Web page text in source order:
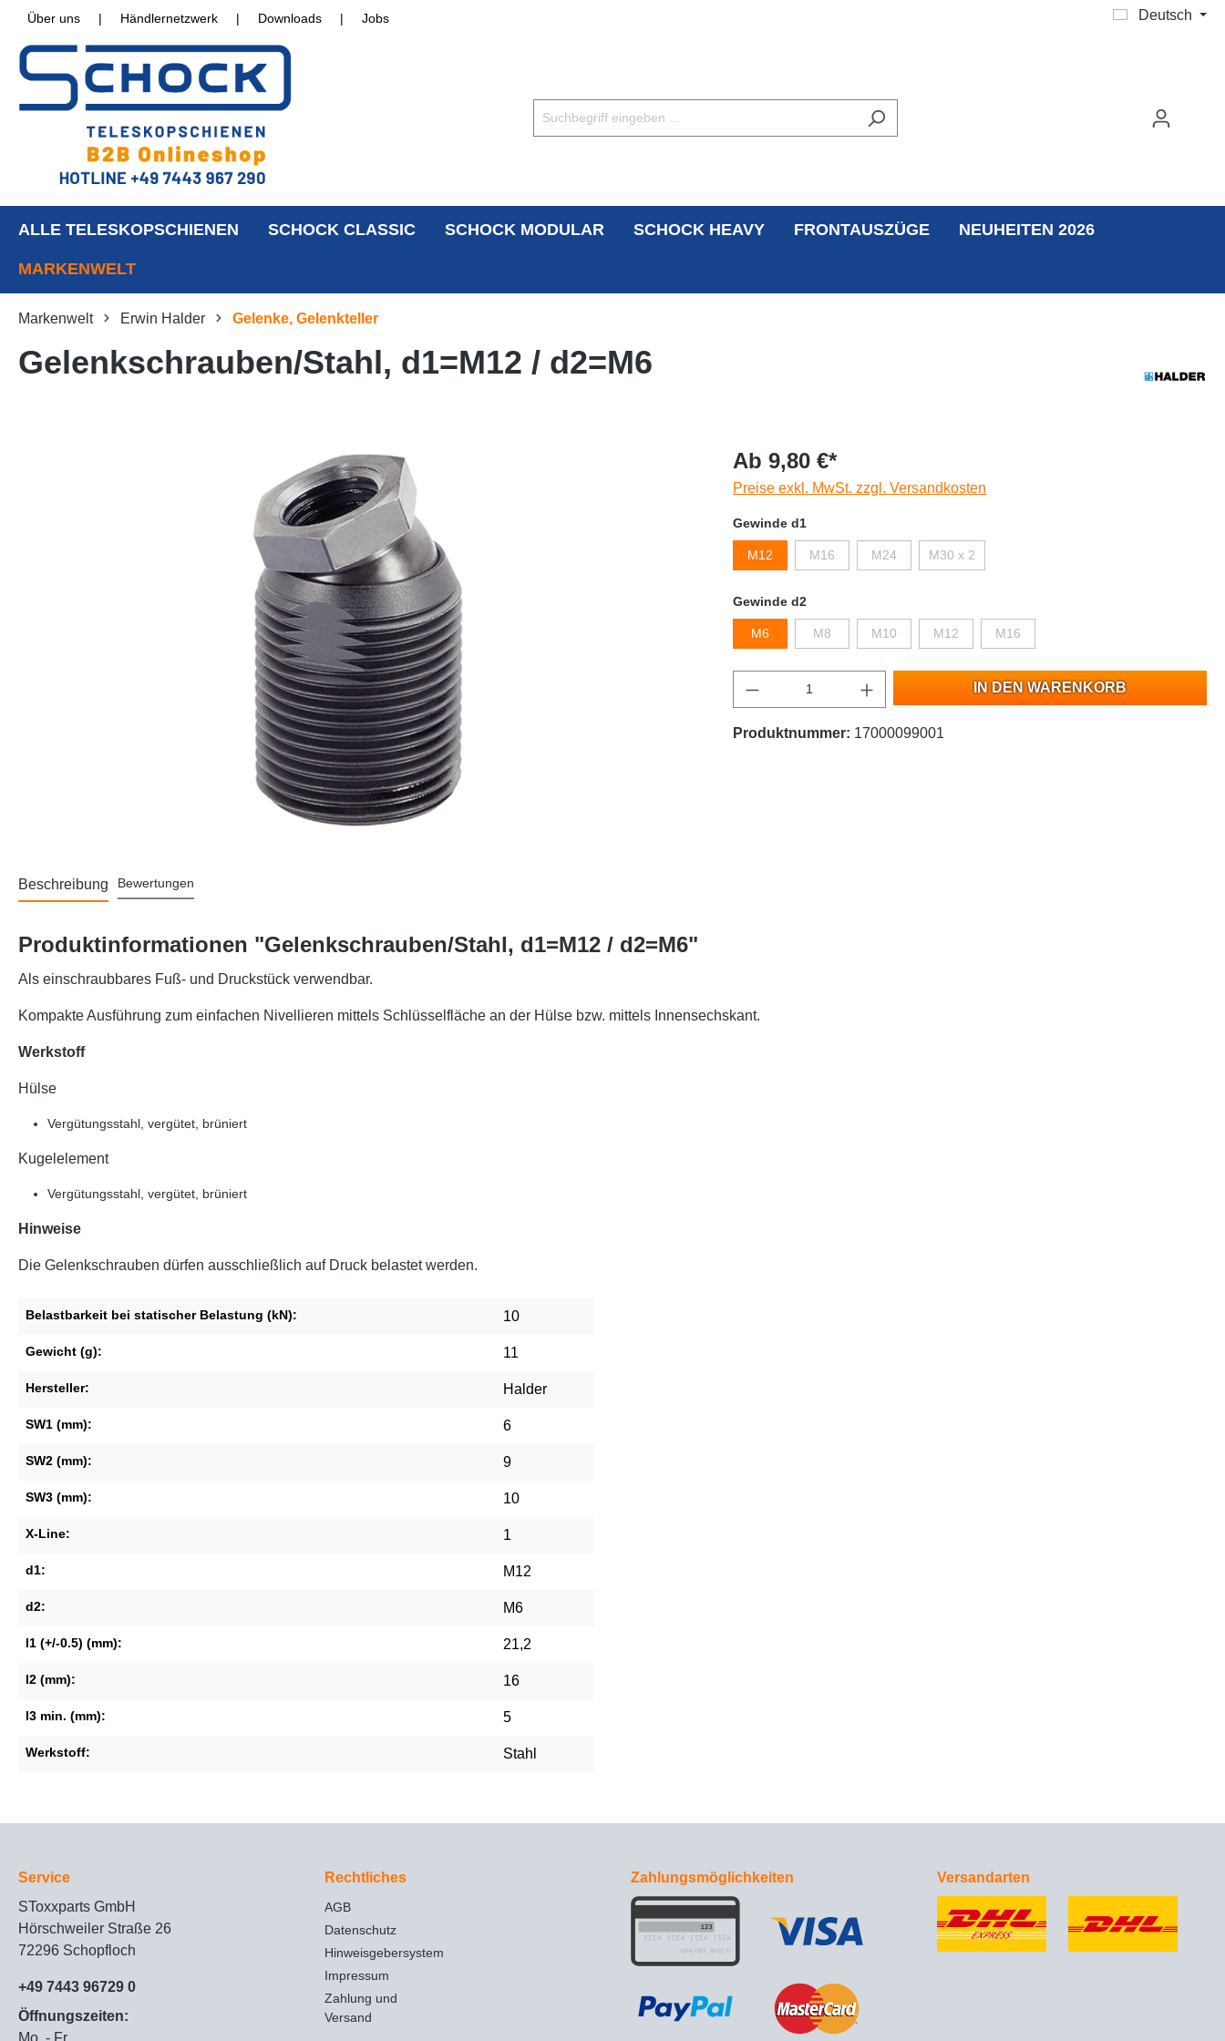
Über uns | Händlernetzwerk | Downloads | Jobs Deutsch
ALLE TELESKOPSCHIENEN SCHOCK CLASSIC SCHOCK MODULAR SCHOCK HEAVY FRONTAUSZÜGE NEUHEITEN 2026
MARKENWELT
Markenwelt Erwin Halder Gelenke, Gelenkteller
Gelenkschrauben/Stahl, d1=M12 / d2=M6
Ab 9,80 €*
Preise exkl. MwSt. zzgl. Versandkosten
Gewinde d1
M12 M16 M24 M30 x 2
Gewinde d2
M6 M8 M10 M12 M16
IN DEN WARENKORB
Produktnummer: 17000099001
Beschreibung Bewertungen
Produktinformationen "Gelenkschrauben/Stahl, d1=M12 / d2=M6"
Als einschraubbares Fuß- und Druckstück verwendbar.
Kompakte Ausführung zum einfachen Nivellieren mittels Schlüsselfläche an der Hülse bzw. mittels Innensechskant.
Werkstoff
Hülse
Vergütungsstahl, vergütet, brüniert
Kugelelement
Vergütungsstahl, vergütet, brüniert
Hinweise
Die Gelenkschrauben dürfen ausschließlich auf Druck belastet werden.
Belastbarkeit bei statischer Belastung (kN): 10
Gewicht (g): 11
Hersteller: Halder
SW1 (mm): 6
SW2 (mm): 9
SW3 (mm): 10
X-Line: 1
d1: M12
d2: M6
l1 (+/-0.5) (mm): 21,2
l2 (mm): 16
l3 min. (mm): 5
Werkstoff: Stahl
Service
SToxxparts GmbH
Hörschweiler Straße 26
72296 Schopfloch
+49 7443 96729 0
Öffnungszeiten:
Rechtliches
AGB
Datenschutz
Hinweisgebersystem
Impressum
Zahlung und
Versand
Zahlungsmöglichkeiten Versandarten